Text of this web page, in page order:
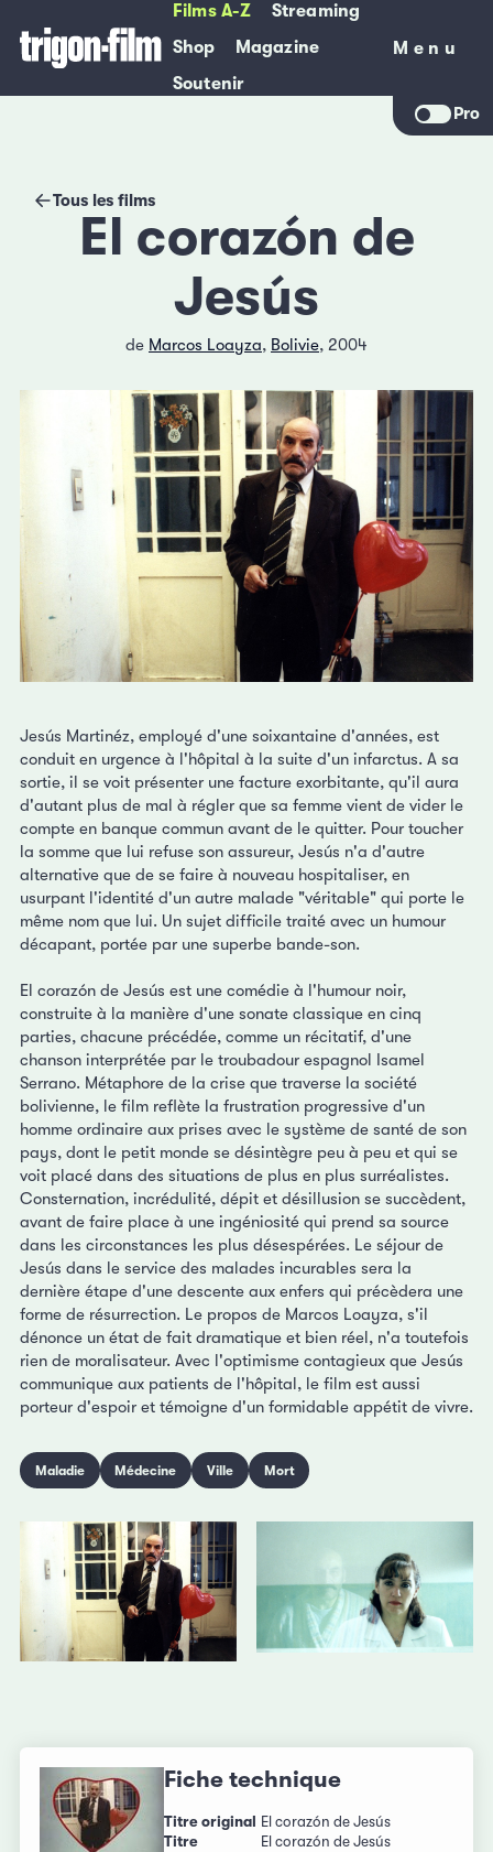
Films A-Z
Streaming
Shop
Magazine
Soutenir
Menu
Menu
Pro
Tous les films
El corazón de
Jesús
de Marcos Loayza, Bolivie, 2004
Jesús Martinéz, employé d'une soixantaine d'années, est
conduit en urgence à l'hôpital à la suite d'un infarctus. A sa
sortie, il se voit présenter une facture exorbitante, qu'il aura
d'autant plus de mal à régler que sa femme vient de vider le
compte en banque commun avant de le quitter. Pour toucher
la somme que lui refuse son assureur, Jesús n'a d'autre
alternative que de se faire à nouveau hospitaliser, en
usurpant l'identité d'un autre malade "véritable" qui porte le
même nom que lui. Un sujet difficile traité avec un humour
décapant, portée par une superbe bande-son.
El corazón de Jesús est une comédie à l'humour noir,
construite à la manière d'une sonate classique en cinq
parties, chacune précédée, comme un récitatif, d'une
chanson interprétée par le troubadour espagnol Isamel
Serrano. Métaphore de la crise que traverse la société
bolivienne, le film reflète la frustration progressive d'un
homme ordinaire aux prises avec le système de santé de son
pays, dont le petit monde se désintègre peu à peu et qui se
voit placé dans des situations de plus en plus surréalistes.
Consternation, incrédulité, dépit et désillusion se succèdent,
avant de faire place à une ingéniosité qui prend sa source
dans les circonstances les plus désespérées. Le séjour de
Jesús dans le service des malades incurables sera la
dernière étape d'une descente aux enfers qui précèdera une
forme de résurrection. Le propos de Marcos Loayza, s'il
dénonce un état de fait dramatique et bien réel, n'a toutefois
rien de moralisateur. Avec l'optimisme contagieux que Jesús
communique aux patients de l'hôpital, le film est aussi
porteur d'espoir et témoigne d'un formidable appétit de vivre.
Maladie Médecine Ville Mort
Fiche technique
Titre original
El corazón de Jesús
Titre
El corazón de Jesús